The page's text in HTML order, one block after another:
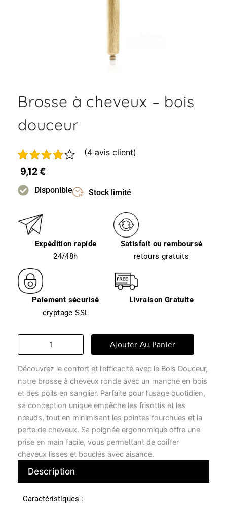
Brosse à cheveux – bois
douceur
Noté
4.00
5 basé
3
client
(4 avis client)
9,12€
Disponible Stock limité
Expédition rapide
24/48h
Satisfait ou remboursé
retours gratuits
Paiement sécurisé
cryptage SSL
Livraison Gratuite
quantité
à
cheveux
douceur
Ajouter Au Panier
Découvrez le confort et l’efficacité avec le Bois Douceur,
notre brosse à cheveux ronde avec un manche en bois
et des poils en sanglier. Parfaite pour l’usage quotidien,
sa conception unique empêche les frisottis et les
nœuds, tout en minimisant les pointes fourchues et la
perte de cheveux. Sa poignée ergonomique offre une
prise en main facile, vous permettant de coiffer
cheveux lisses et bouclés avec aisance.
Description
Caractéristiques :